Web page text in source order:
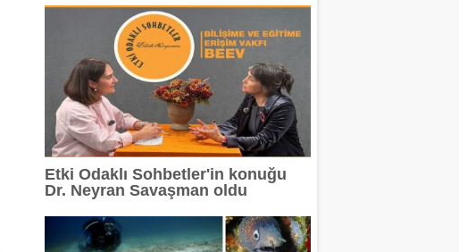
Etki Odaklı Sohbetler'in konuğu
Dr. Neyran Savaşman oldu